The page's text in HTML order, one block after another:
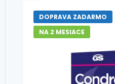
DOPRAVA ZADARMO
NA 2 MESIACE